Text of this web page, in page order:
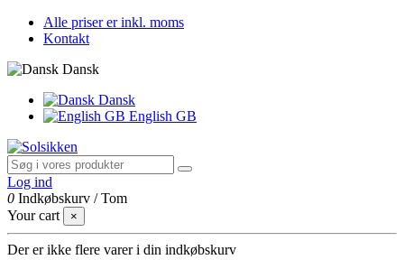
Alle priser er inkl. moms
Kontakt
Dansk
Dansk
English GB
Log ind
0 Indkøbskurv /Tom
Your cart
×
Der er ikke flere varer i din indkøbskurv